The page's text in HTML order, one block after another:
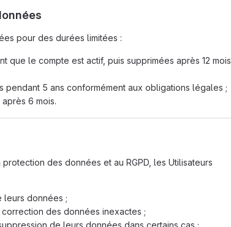
pour des durées limitées :
que le compte est actif, puis supprimées après 12 mois
pendant 5 ans conformément aux obligations légales ;
6 mois.
des données et au RGPD, les Utilisateurs
leurs données ;
correction des données inexactes ;
de leurs données dans certains cas ;